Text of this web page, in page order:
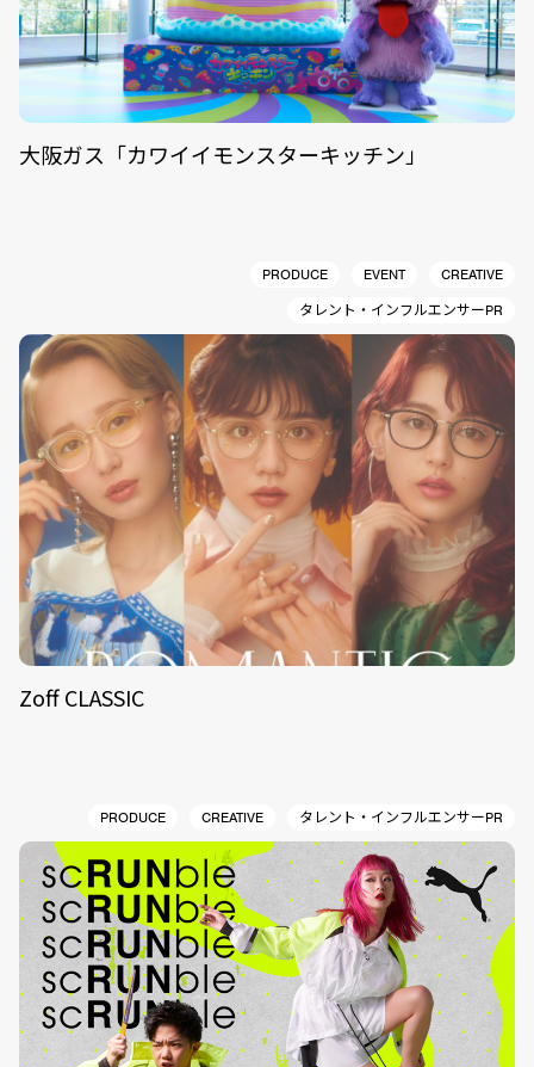
大阪ガス「カワイイモンスターキッチン」
PRODUCE EVENT
CREATIVE
タレント・インフルエンサーPR
Zoff CLASSIC
PRODUCE CREATIVE タレント・インフルエンサーPR